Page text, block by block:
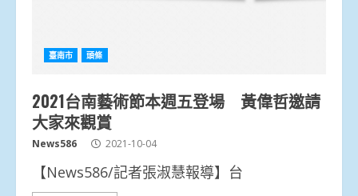
臺南市 頭條
2021台南藝術節本週五登場 黃偉哲邀請
大家來觀賞
News586 2021-10-04
【News586/記者張淑慧報導】台